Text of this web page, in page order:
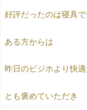
好評だったのは寝具
ある方からは
昨日のビジホより快
とも褒めていただき